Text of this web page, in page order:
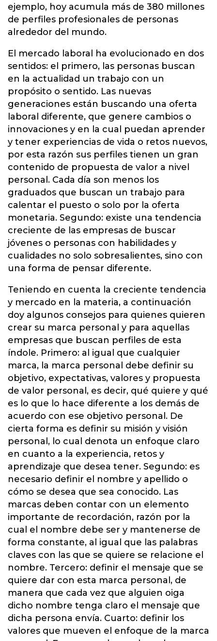
ejemplo, hoy acumula más de 380 millones
de perfiles profesionales de personas
alrededor del mundo.
El mercado laboral ha evolucionado en dos
sentidos: el primero, las personas buscan
en la actualidad un trabajo con un
propósito o sentido. Las nuevas
generaciones están buscando una oferta
laboral diferente, que genere cambios o
innovaciones y en la cual puedan aprender
y tener experiencias de vida o retos nuevos,
por esta razón sus perfiles tienen un gran
contenido de propuesta de valor a nivel
personal. Cada día son menos los
graduados que buscan un trabajo para
calentar el puesto o solo por la oferta
monetaria. Segundo: existe una tendencia
creciente de las empresas de buscar
jóvenes o personas con habilidades y
cualidades no solo sobresalientes, sino con
una forma de pensar diferente.
Teniendo en cuenta la creciente tendencia
y mercado en la materia, a continuación
doy algunos consejos para quienes quieren
crear su marca personal y para aquellas
empresas que buscan perfiles de esta
índole. Primero: al igual que cualquier
marca, la marca personal debe definir su
objetivo, expectativas, valores y propuesta
de valor personal, es decir, qué quiere y qué
es lo que lo hace diferente a los demás de
acuerdo con ese objetivo personal. De
cierta forma es definir su misión y visión
personal, lo cual denota un enfoque claro
en cuanto a la experiencia, retos y
aprendizaje que desea tener. Segundo: es
necesario definir el nombre y apellido o
cómo se desea que sea conocido. Las
marcas deben contar con un elemento
importante de recordación, razón por la
cual el nombre debe ser y mantenerse de
forma constante, al igual que las palabras
claves con las que se quiere se relacione el
nombre. Tercero: definir el mensaje que se
quiere dar con esta marca personal, de
manera que cada vez que alguien oiga
dicho nombre tenga claro el mensaje que
dicha persona envía. Cuarto: definir los
valores que mueven el enfoque de la marca